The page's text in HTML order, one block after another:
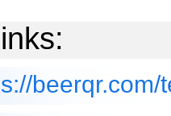
beerqr.com/